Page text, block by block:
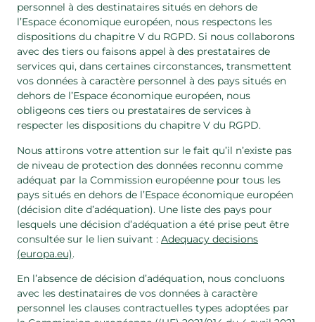
personnel à des destinataires situés en dehors de
l’Espace économique européen, nous respectons les
dispositions du chapitre V du RGPD. Si nous collaborons
avec des tiers ou faisons appel à des prestataires de
services qui, dans certaines circonstances, transmettent
vos données à caractère personnel à des pays situés en
dehors de l’Espace économique européen, nous
obligeons ces tiers ou prestataires de services à
respecter les dispositions du chapitre V du RGPD.
Nous attirons votre attention sur le fait qu’il n’existe pas
de niveau de protection des données reconnu comme
adéquat par la Commission européenne pour tous les
pays situés en dehors de l’Espace économique européen
(décision dite d’adéquation). Une liste des pays pour
lesquels une décision d’adéquation a été prise peut être
consultée sur le lien suivant : Adequacy decisions
(europa.eu).
En l’absence de décision d’adéquation, nous concluons
avec les destinataires de vos données à caractère
personnel les clauses contractuelles types adoptées par